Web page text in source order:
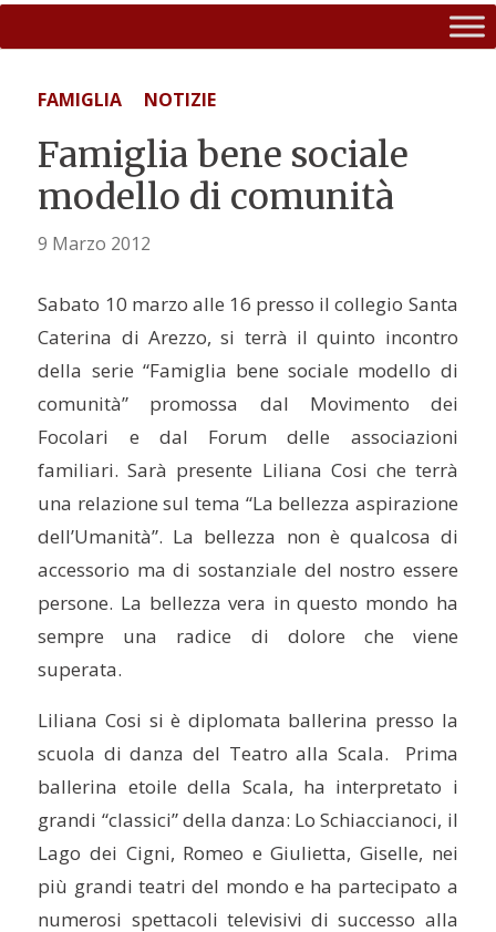
FAMIGLIA NOTIZIE
Famiglia bene sociale
modello di comunità
9 Marzo 2012
Sabato 10 marzo alle 16 presso il collegio Santa
Caterina di Arezzo, si terrà il quinto incontro
della serie “Famiglia bene sociale modello di
comunità” promossa dal Movimento dei
Focolari e dal Forum delle associazioni
familiari. Sarà presente Liliana Cosi che terrà
una relazione sul tema “La bellezza aspirazione
dell’Umanità”. La bellezza non è qualcosa di
accessorio ma di sostanziale del nostro essere
persone. La bellezza vera in questo mondo ha
sempre una radice di dolore che viene
superata.
Liliana Cosi si è diplomata ballerina presso la
scuola di danza del Teatro alla Scala. Prima
ballerina etoile della Scala, ha interpretato i
grandi “classici” della danza: Lo Schiaccianoci, il
Lago dei Cigni, Romeo e Giulietta, Giselle, nei
più grandi teatri del mondo e ha partecipato a
numerosi spettacoli televisivi di successo alla